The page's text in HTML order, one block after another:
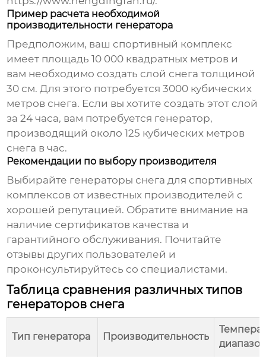
Пример расчета необходимой
производительности генератора
Предположим, ваш спортивный комплекс
имеет площадь 10 000 квадратных метров и
вам необходимо создать слой снега толщиной
30 см. Для этого потребуется 3000 кубических
метров снега. Если вы хотите создать этот слой
за 24 часа, вам потребуется генератор,
производящий около 125 кубических метров
снега в час.
Рекомендации по выбору производителя
Выбирайте генераторы снега для спортивных
комплексов от известных производителей с
хорошей репутацией. Обратите внимание на
наличие сертификатов качества и
гарантийного обслуживания. Почитайте
отзывы других пользователей и
проконсультируйтесь со специалистами.
Таблица сравнения различных типов
генераторов снега
Тип генератора Производительность